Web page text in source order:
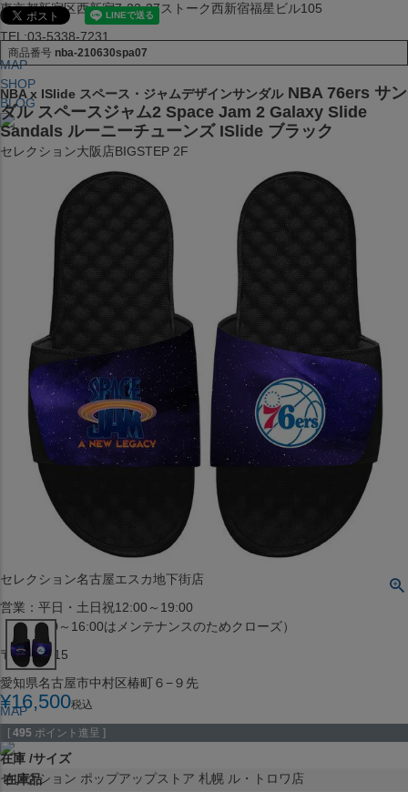
東京都新宿区西新宿7-22-37ストーク西新宿福星ビル105
TEL:03-5338-7231
MAP
SHOP
BLOG
セレクション大阪店BIGSTEP 2F
営業：平日・土日祝12:00～19:00
〒542-008
大阪府大阪市中央区西心斎橋1丁目6番14号
TEL:06-4708-3300
BLOG
JR水道橋駅西口店
営業：土・日・祝日のみ 12:00-18:00
〒101-0061
東京都千代田区神田三崎町２丁目２２−１ 1F
セレクション名古屋エスカ地下街店
営業：平日・土日祝12:00～19:00
（※15:00～16:00はメンテナンスのためクローズ）
〒453-0015
愛知県名古屋市中村区椿町６−９先
MAP
SHOP
セレクション ポップアップストア 札幌 ル・トロワ店
商品番号 nba-210630spa07
NBA x ISlide スペース・ジャムデザインサンダル NBA 76ers サン
ダル スペースジャム2 Space Jam 2 Galaxy Slide
Sandals ルーニーチューンズ ISlide ブラック
¥16,500税込
[ 495 ポイント進呈 ]
在庫 サイズ
在庫品